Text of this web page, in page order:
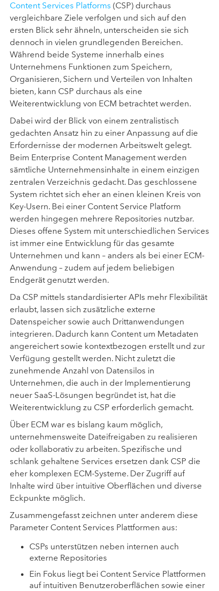
Content Services Platforms (CSP) durchaus
vergleichbare Ziele verfolgen und sich auf den
ersten Blick sehr ähneln, unterscheiden sie sich
dennoch in vielen grundlegenden Bereichen.
Während beide Systeme innerhalb eines
Unternehmens Funktionen zum Speichern,
Organisieren, Sichern und Verteilen von Inhalten
bieten, kann CSP durchaus als eine
Weiterentwicklung von ECM betrachtet werden.
Dabei wird der Blick von einem zentralistisch
gedachten Ansatz hin zu einer Anpassung auf die
Erfordernisse der modernen Arbeitswelt gelegt.
Beim Enterprise Content Management werden
sämtliche Unternehmensinhalte in einem einzigen
zentralen Verzeichnis gedacht. Das geschlossene
System richtet sich eher an einen kleinen Kreis von
Key-Usern. Bei einer Content Service Platform
werden hingegen mehrere Repositories nutzbar.
Dieses offene System mit unterschiedlichen Services
ist immer eine Entwicklung für das gesamte
Unternehmen und kann – anders als bei einer ECM-
Anwendung – zudem auf jedem beliebigen
Endgerät genutzt werden.
Da CSP mittels standardisierter APIs mehr Flexibilität
erlaubt, lassen sich zusätzliche externe
Datenspeicher sowie auch Drittanwendungen
integrieren. Dadurch kann Content um Metadaten
angereichert sowie kontextbezogen erstellt und zur
Verfügung gestellt werden. Nicht zuletzt die
zunehmende Anzahl von Datensilos in
Unternehmen, die auch in der Implementierung
neuer SaaS-Lösungen begründet ist, hat die
Weiterentwicklung zu CSP erforderlich gemacht.
Über ECM war es bislang kaum möglich,
unternehmensweite Dateifreigaben zu realisieren
oder kollaborativ zu arbeiten. Spezifische und
schlank gehaltene Services ersetzen dank CSP die
eher komplexen ECM-Systeme. Der Zugriff auf
Inhalte wird über intuitive Oberflächen und diverse
Eckpunkte möglich.
Zusammengefasst zeichnen unter anderem diese
Parameter Content Services Plattformen aus:
CSPs unterstützen neben internen auch
externe Repositories
Ein Fokus liegt bei Content Service Plattformen
auf intuitiven Benutzeroberflächen sowie einer